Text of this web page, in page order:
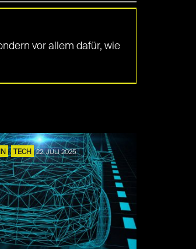
vor allem dafür, wie
TECH 22. JULI 2025